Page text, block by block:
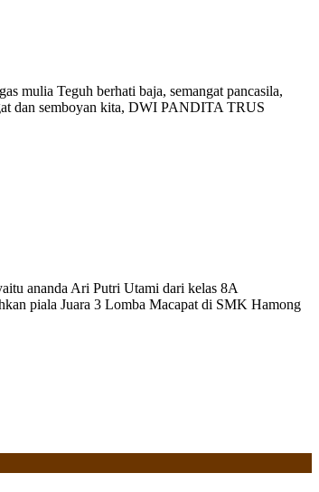
mulia Teguh berhati baja, semangat pancasila,
dan semboyan kita, DWI PANDITA TRUS
ananda Ari Putri Utami dari kelas 8A
piala Juara 3 Lomba Macapat di SMK Hamong